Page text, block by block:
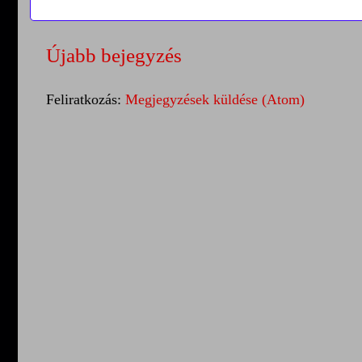
Újabb bejegyzés
Feliratkozás: Megjegyzések küldése (Atom)